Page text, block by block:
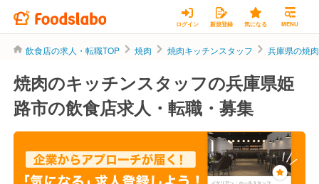
ログイン 新規登録 気になる MENU
飲食店の求人・転職TOP 焼肉 焼肉キッチンスタッフ 兵庫県の焼
焼肉のキッチンスタッフの兵庫県姫
路市の飲食店求人・転職・募集